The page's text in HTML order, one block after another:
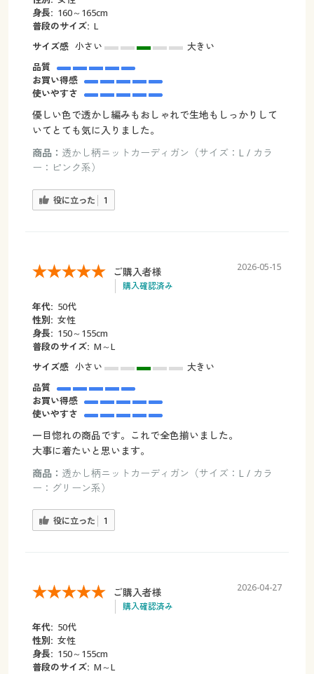
身長: 160～165cm
普段のサイズ: L
サイズ感 小さい
大きい
品質
お買い得感
使いやすさ
優しい色で透かし編みもおしゃれで生地もしっかりして
いてとても気に入りました。
商品： 透かし柄ニットカーディガン（サイズ：L / カラ
ー：ピンク系）
役に立った 1
ご購入者様
購入確認済み
2026-05-15
年代: 50代
性別: 女性
身長: 150～155cm
普段のサイズ: M～L
サイズ感 小さい
大きい
品質
お買い得感
使いやすさ
一目惚れの商品です。これで全色揃いました。
大事に着たいと思います。
商品： 透かし柄ニットカーディガン（サイズ：L / カラ
ー：グリーン系）
役に立った 1
ご購入者様
購入確認済み
2026-04-27
年代: 50代
性別: 女性
身長: 150～155cm
普段のサイズ: M～L